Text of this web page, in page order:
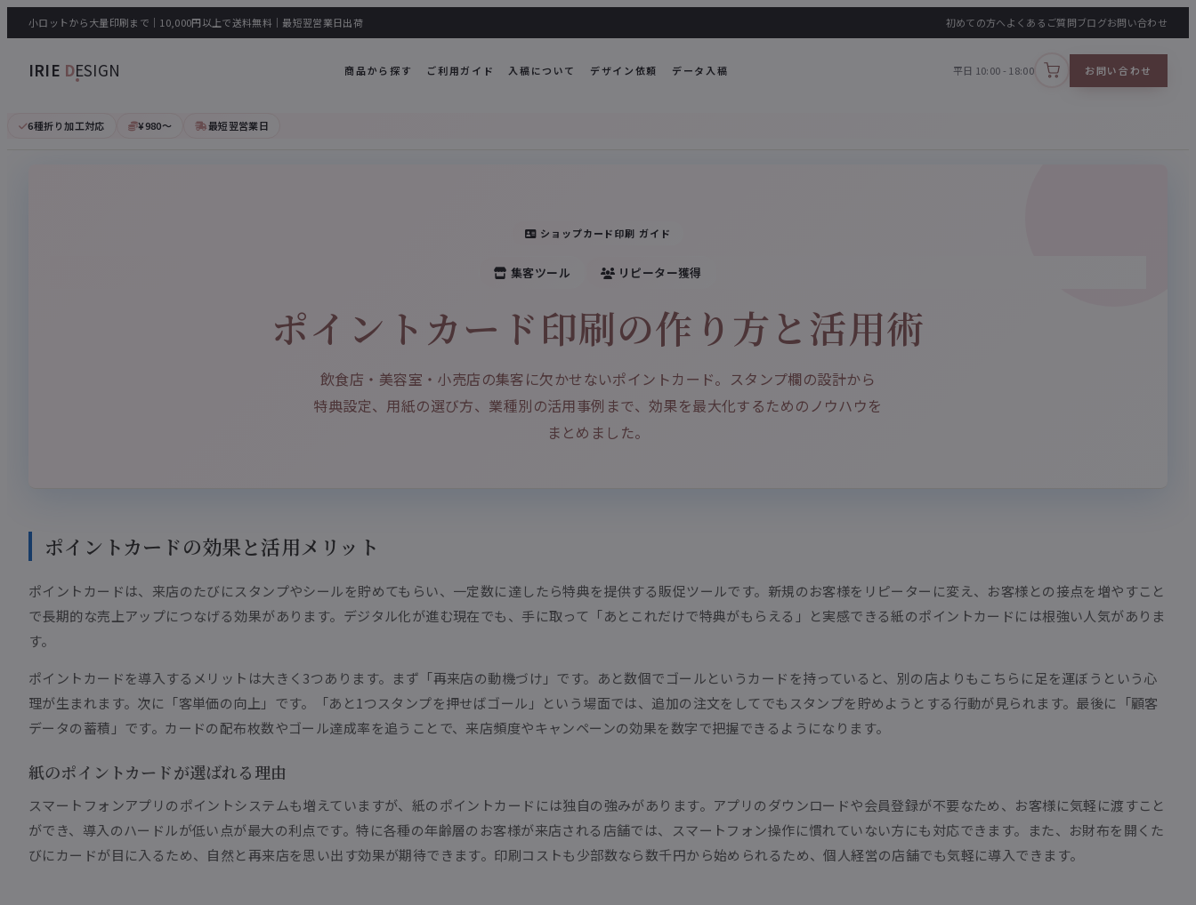
小ロットから大量印刷まで｜10,000円以上で送料無料｜最短翌営業日出荷 初めての方へよくあるご質問ブログお問い合わせ
IRIE DESIGN 商品から探す ご利用ガイド 入稿について デザイン依頼 データ入稿 平日 10:00 - 18:00
カートを見る
お問い合わせ
6種折り加工対応 ¥980〜 最短翌営業日
ショップカード印刷 ガイド
集客ツール リピーター獲得
ポイントカード印刷の作り方と活用術
飲食店・美容室・小売店の集客に欠かせないポイントカード。スタンプ欄の設計から
特典設定、用紙の選び方、業種別の活用事例まで、効果を最大化するためのノウハウを
まとめました。
ポイントカードの効果と活用メリット
ポイントカードは、来店のたびにスタンプやシールを貯めてもらい、一定数に達したら特典を提供する販促ツールです。新規のお客様をリピーターに変え、お客様との接点を増やすこと
で長期的な売上アップにつなげる効果があります。デジタル化が進む現在でも、手に取って「あとこれだけで特典がもらえる」と実感できる紙のポイントカードには根強い人気がありま
す。
ポイントカードを導入するメリットは大きく3つあります。まず「再来店の動機づけ」です。あと数個でゴールというカードを持っていると、別の店よりもこちらに足を運ぼうという心
理が生まれます。次に「客単価の向上」です。「あと1つスタンプを押せばゴール」という場面では、追加の注文をしてでもスタンプを貯めようとする行動が見られます。最後に「顧客
データの蓄積」です。カードの配布枚数やゴール達成率を追うことで、来店頻度やキャンペーンの効果を数字で把握できるようになります。
紙のポイントカードが選ばれる理由
スマートフォンアプリのポイントシステムも増えていますが、紙のポイントカードには独自の強みがあります。アプリのダウンロードや会員登録が不要なため、お客様に気軽に渡すこと
ができ、導入のハードルが低い点が最大の利点です。特に各種の年齢層のお客様が来店される店舗では、スマートフォン操作に慣れていない方にも対応できます。また、お財布を開くた
びにカードが目に入るため、自然と再来店を思い出す効果が期待できます。印刷コストも少部数なら数千円から始められるため、個人経営の店舗でも気軽に導入できます。